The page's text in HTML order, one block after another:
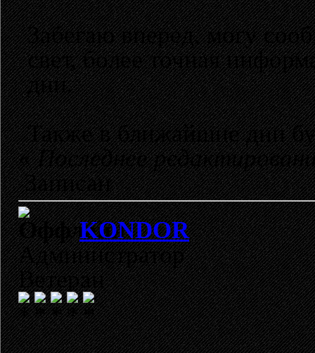
Забегаю вперед, могу
свет, более точная
дни.
Также в ближайшие дни
«Последнее
Записан
KONDOR
Администратор
Ветеран